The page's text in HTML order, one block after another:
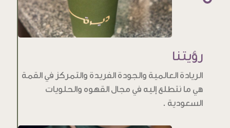
رؤيتنا
الريادة العالمية والجودة الفريدة والتمركز في القمة
هي ما نتطلع إليه في مجال القهوه والحلويات
السعودية .